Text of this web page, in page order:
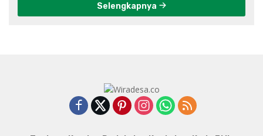
Selengkapnya